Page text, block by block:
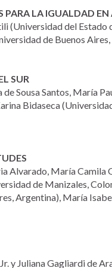
LA IGUALDAD
(Universidad del Estado
de Buenos
SUR
Sousa Santos, María
Bidaseca
Alvarado, María Camila
de Manizales,
Argentina), María
y Juliana Gagliardi de